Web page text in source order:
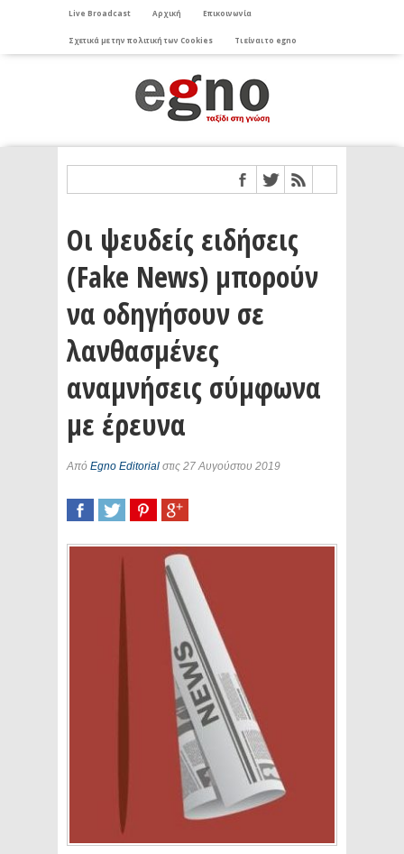
Live Broadcast Αρχική Επικοινωνία
Σχετικά με την πολιτική των Cookies Τι είναι το egno
Οι ψευδείς ειδήσεις
(Fake News) μπορούν
να οδηγήσουν σε
λανθασμένες
αναμνήσεις σύμφωνα
με έρευνα
Από Egno Editorial στις 27 Αυγούστου 2019